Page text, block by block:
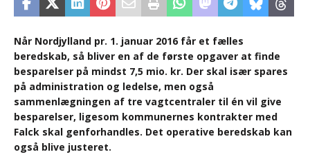
Når Nordjylland pr. 1. januar 2016 får et fælles
beredskab, så bliver en af de første opgaver at finde
besparelser på mindst 7,5 mio. kr. Der skal især spares
på administration og ledelse, men også
sammenlægningen af tre vagtcentraler til én vil give
besparelser, ligesom kommunernes kontrakter med
Falck skal genforhandles. Det operative beredskab kan
også blive justeret.